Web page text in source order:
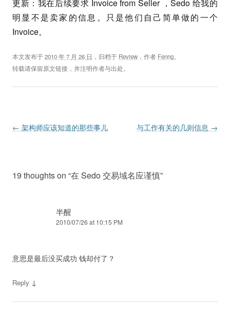
更新：我在后续要求 Invoice from Seller ，Sedo 给我的
明显不是卖家的信息。只是他们自己简单做的一个
Invoice。
本文发布于2010 年 7 月 26 日 ，归档于 Review ，作者 Fenng。
转载请保留原文链接，并注明作者与出处。
Post navigation
← 架构师应该知道的那些事儿 与工作有关的几则信息 →
19 thoughts on “在 Sedo 交易域名应谨慎”
半醒
2010/07/26 at 10:15 PM
意思是最后没买成功 钱却付了？
Reply ↓